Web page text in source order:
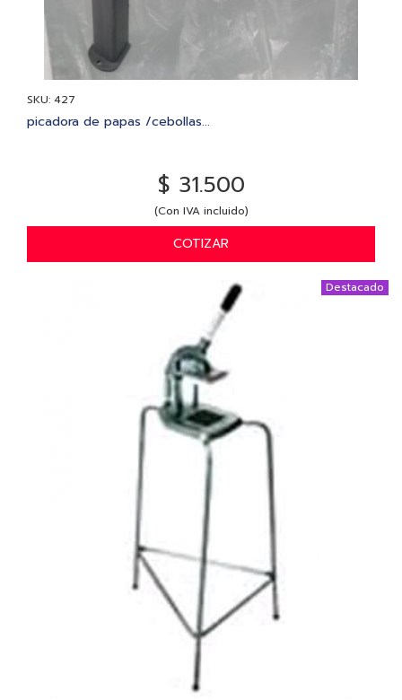
SKU: 427
picadora de papas /cebollas...
$ 31.500
(Con IVA incluido)
COTIZAR
Destacado